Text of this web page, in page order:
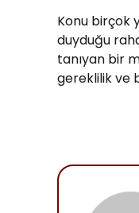
Konu birçok
duyduğu
tanıyan bir
gereklilik ve